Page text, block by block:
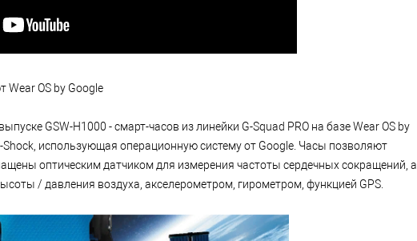
Wear OS by Google
GSW-H1000 - смарт-часов из линейки G-Squad PRO на базе Wear OS by
Shock, использующая операционную систему от Google. Часы позволяют
оптическим датчиком для измерения частоты сердечных сокращений, а
/ давления воздуха, акселерометром, гирометром, функцией GPS.